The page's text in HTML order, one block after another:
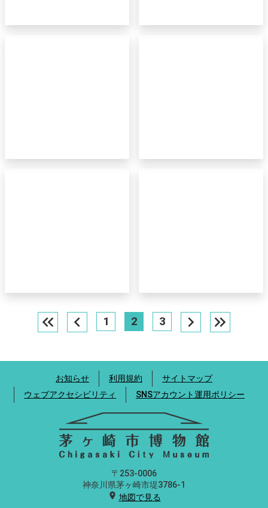
keyboard_double_arrow_left chevron_left 1 2 3 chevron_right keyboard_double_arrow_right
お知らせ 利用規約
サイトマップ
ウェブアクセシビリティ
SNSアカウント運用ポリシー
〒253-0006
神奈川県茅ヶ崎市堤3786-1
location_on 地図で見る